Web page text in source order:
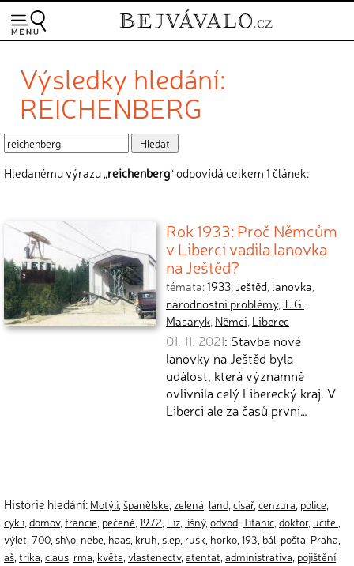
Výsledky hledání:
REICHENBERG
Hledanému výrazu „reichenberg“ odpovídá celkem 1 článek:
Rok 1933: Proč Němcům
v Liberci vadila lanovka
na Ještěd?
témata:1933,Ještěd, lanovka,
národnostní problémy,T. G.
Masaryk, Němci, Liberec
01. 11. 2021: Stavba nové
lanovky na Ještěd byla
událost, která významně
ovlivnila celý Liberecký kraj. V
Liberci ale za časů první…
Historie hledání: Motýli španělske zelená land císař, cenzura police
cykli domov, francie pečeně 1972 Liz líšný, odvod Titanic doktor, učitel
výlet 700 sh\o nebe haas kruh slep rusk horko 193 bál pošta Praha
aš trika claus rma květa vlastenectv, atentat administrativa pojištění